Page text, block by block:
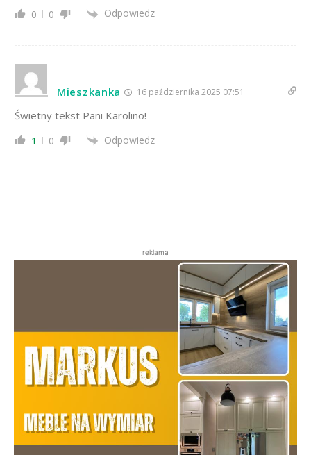
0 0 Odpowiedz
Mieszkanka 16 października 2025 07:51
Świetny tekst Pani Karolino!
1 0 Odpowiedz
reklama